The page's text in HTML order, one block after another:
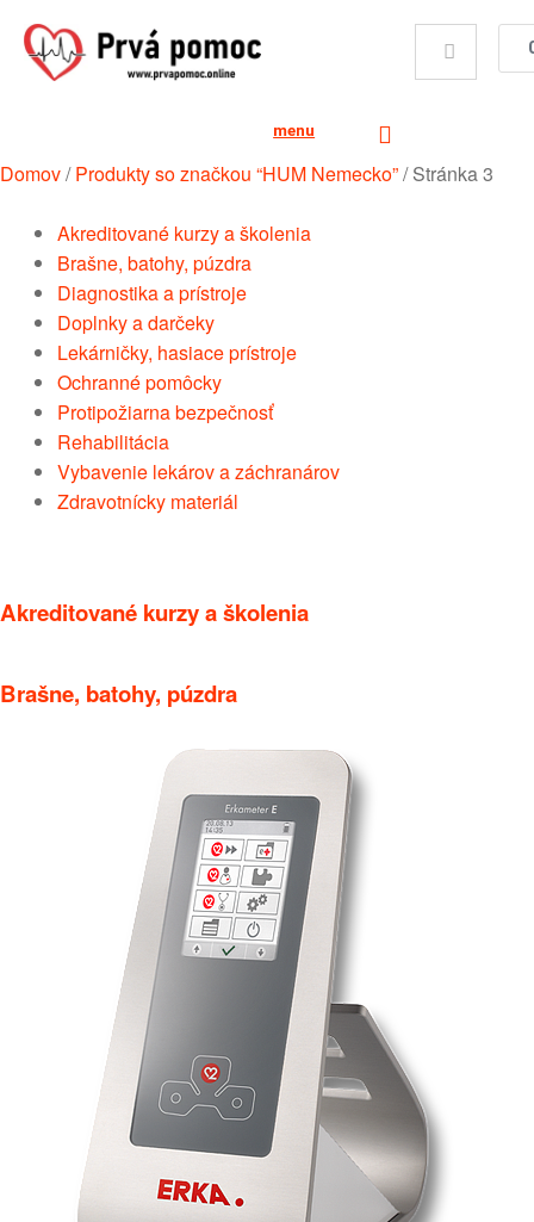
menu
Domov/Produkty so značkou “HUM Nemecko”/Stránka 3
Akreditované kurzy a školenia
Brašne, batohy, púzdra
Diagnostika a prístroje
Doplnky a darčeky
Lekárničky, hasiace prístroje
Ochranné pomôcky
Protipožiarna bezpečnosť
Rehabilitácia
Vybavenie lekárov a záchranárov
Zdravotnícky materiál
Akreditované kurzy a školenia
Brašne, batohy, púzdra